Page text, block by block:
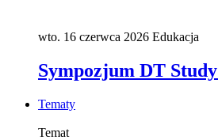
wto. 16 czerwca 2026 Edukacja
Sympozjum DT
Tematy
Temat